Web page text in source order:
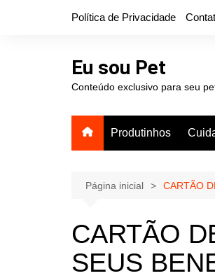
Política de Privacidade
Eu sou Pet
Conteúdo exclusivo para seu
Produtinhos
Página inicial CARTÃO
CARTÃO
SEUS